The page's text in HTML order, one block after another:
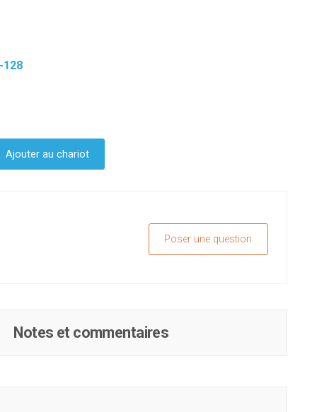
128
Ajouter au chariot
Poser une question
Notes et commentaires